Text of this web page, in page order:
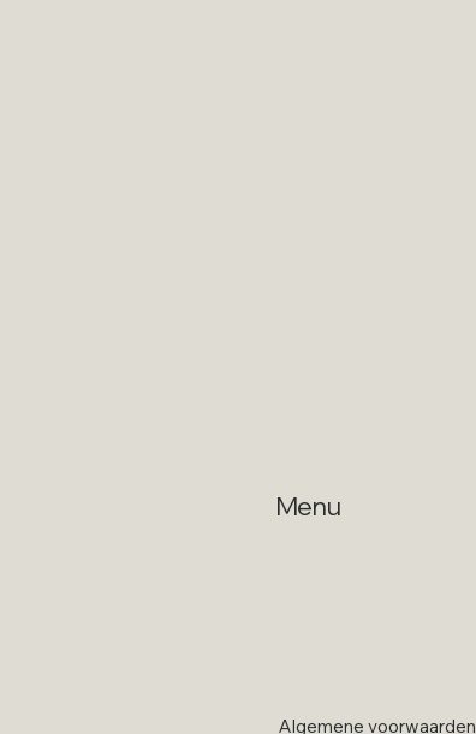
Menu
Algemene voorwaarden